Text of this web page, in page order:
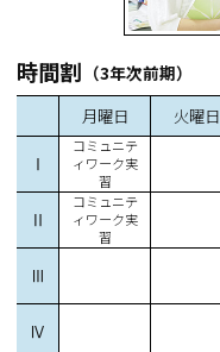
時間割 （3年次前期）
月曜日 火曜日
Ⅰ
コミュニテ
ィワーク実
習
Ⅱ
コミュニテ
ィワーク実
習
Ⅲ
Ⅳ